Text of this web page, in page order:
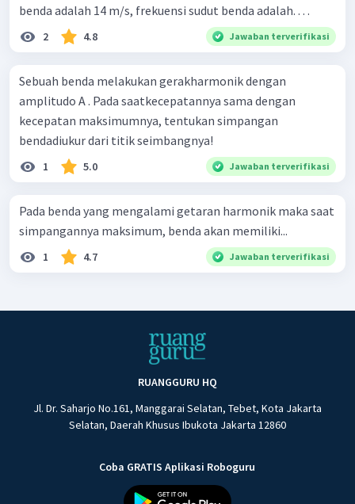
benda adalah 14 m/s, frekuensi sudut benda adalah. . . .
2 4.8 Jawaban terverifikasi
Sebuah benda melakukan gerakharmonik dengan
amplitudo A . Pada saatkecepatannya sama dengan
kecepatan maksimumnya, tentukan simpangan
bendadiukur dari titik seimbangnya!
1 5.0 Jawaban terverifikasi
Pada benda yang mengalami getaran harmonik maka saat
simpangannya maksimum, benda akan memiliki...
1 4.7 Jawaban terverifikasi
RUANGGURU HQ
Jl. Dr. Saharjo No.161, Manggarai Selatan, Tebet, Kota Jakarta
Selatan, Daerah Khusus Ibukota Jakarta 12860
Coba GRATIS Aplikasi Roboguru